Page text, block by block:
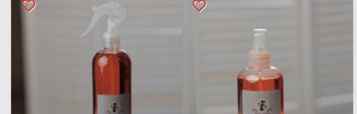
favorite_border
favorite_border